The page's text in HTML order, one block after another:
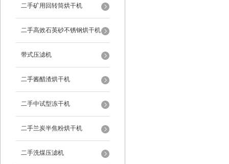
二手矿用回转筒烘干机
二手高效石英砂不锈钢烘干机
带式压滤机
二手酱醋渣烘干机
二手中试型冻干机
二手兰炭半焦粉烘干机
二手洗煤压滤机